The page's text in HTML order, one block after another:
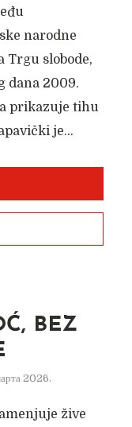
narodne
Trgu slobode,
dana 2009.
prikazuje tihu
je...
BEZ
2026.
žive